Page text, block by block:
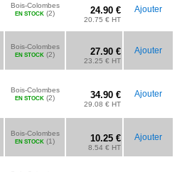
Bois-Colombes
EN STOCK (2) 24.90 €
20.75 € HT
Ajouter
Bois-Colombes
EN STOCK (2) 27.90 €
23.25 € HT
Ajouter
Bois-Colombes
EN STOCK (2) 34.90 €
29.08 € HT
Ajouter
Bois-Colombes
EN STOCK (1) 10.25 €
8.54 € HT
Ajouter